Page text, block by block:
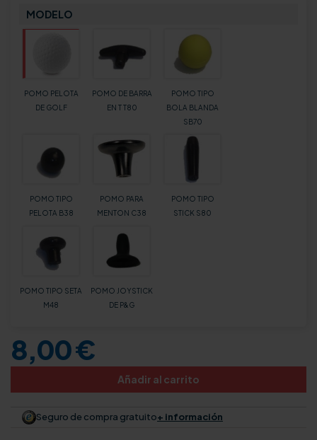
MODELO
POMO PELOTA
DE GOLF
POMO DE BARRA
EN T T80
POMO TIPO
BOLA BLANDA
SB70
POMO TIPO
PELOTA B38
POMO PARA
MENTON C38
POMO TIPO
STICK S80
POMO TIPO SETA
M48
POMO JOYSTICK
DE P&G
8,00 €
Añadir al carrito
Seguro de compra gratuito+ información